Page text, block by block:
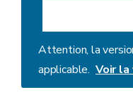
Attention, la
applicable. Voir la